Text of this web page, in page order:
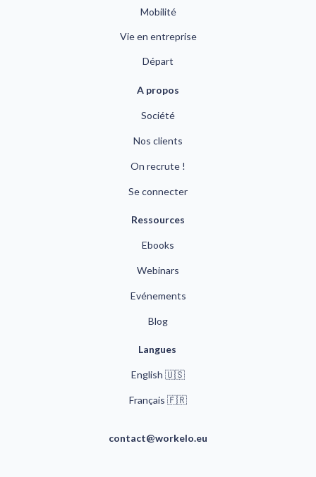
Mobilité
Vie en entreprise
Départ
A propos
Société
Nos clients
On recrute !
Se connecter
Ressources
Ebooks
Webinars
Evénements
Blog
Langues
English 🇺🇸
Français 🇫🇷
contact@workelo.eu